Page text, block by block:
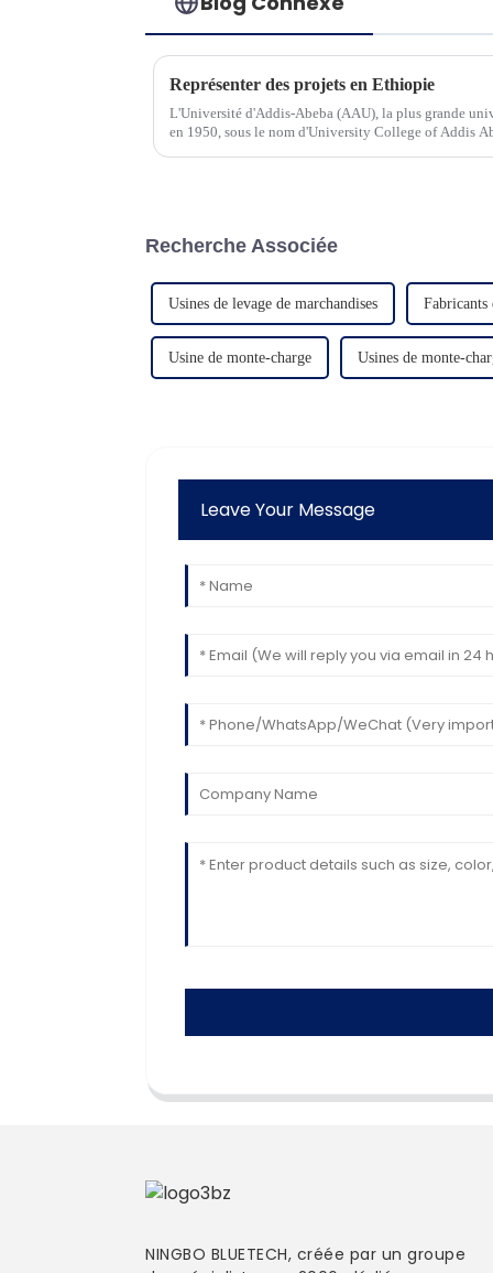
Représenter des projets en Ethiopie
L'Université d'Addis-Abeba (AAU), la plus grande
en 1950, sous le nom d'University College of Addis
Recherche Associée
Usines de levage de marchandises Fabricants
Usine de monte-charge Usines de monte-
Leave Your Message
NINGBO BLUETECH, créée par un groupe